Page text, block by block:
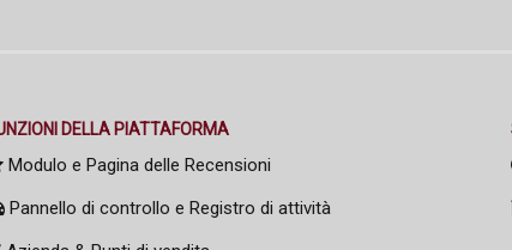
DELLA PIATTAFORMA
Modulo e Pagina delle Recensioni
Pannello di controllo e Registro di attività